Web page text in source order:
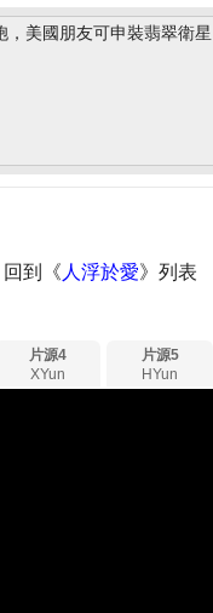
美國朋友可申裝翡翠衛
回到《 人浮於愛》列表
片源4
XYun
片源5
HYun